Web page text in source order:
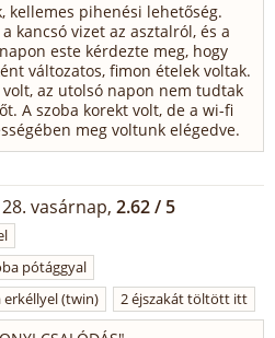
kellemes pihenési lehetőség.
kancsó vizet az asztalról, és a
este kérdezte meg, hogy
változatos, fimon ételek voltak.
az utolsó napon nem tudtak
A szoba korekt volt, de a wi-fi
meg voltunk elégedve.
vasárnap, 2.62 / 5
pótággyal
erkéllyel (twin)
2 éjszakát töltött itt